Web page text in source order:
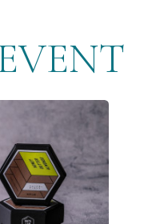
カフェ
BAR
VIEW